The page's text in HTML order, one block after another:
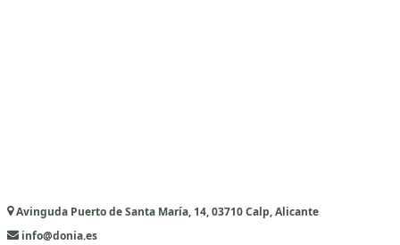
Avinguda Puerto de Santa María, 14, 03710 Calp, Alicante
info@donia.es